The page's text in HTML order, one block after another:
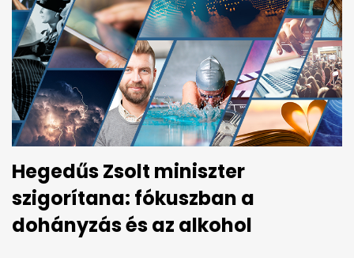
Hegedűs Zsolt miniszter
szigorítana: fókuszban a
dohányzás és az alkohol